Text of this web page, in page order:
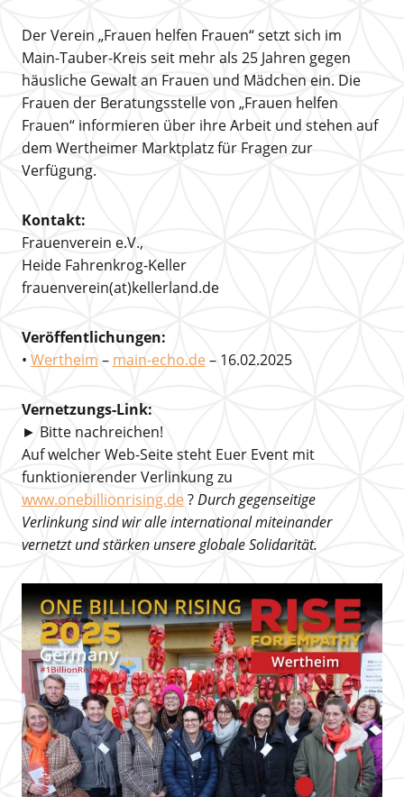
Der Verein „Frauen helfen Frauen“ setzt sich im
Main-Tauber-Kreis seit mehr als 25 Jahren gegen
häusliche Gewalt an Frauen und Mädchen ein. Die
Frauen der Beratungsstelle von „Frauen helfen
Frauen“ informieren über ihre Arbeit und stehen auf
dem Wertheimer Marktplatz für Fragen zur
Verfügung.
Kontakt:
Frauenverein e.V.,
Heide Fahrenkrog-Keller
frauenverein(at)kellerland.de
Veröffentlichungen:
• Wertheim – main-echo.de – 16.02.2025
Vernetzungs-Link:
► Bitte nachreichen!
Auf welcher Web-Seite steht Euer Event mit
funktionierender Verlinkung zu
www.onebillionrising.de?Durch gegenseitige
Verlinkung sind wir alle international miteinander
vernetzt und stärken unsere globale Solidarität.